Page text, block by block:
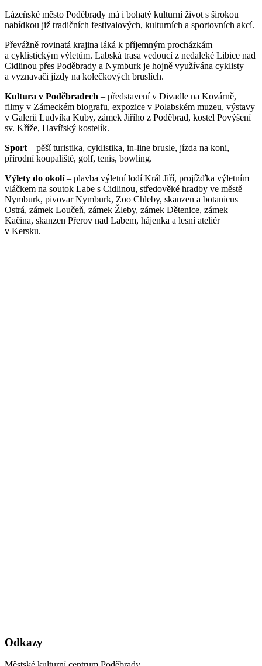
Lázeňské město Poděbrady má i bohatý kulturní život s širokou
nabídkou již tradičních festivalových, kulturních a sportovních akcí.
Převážně rovinatá krajina láká k příjemným procházkám
a cyklistickým výletům. Labská trasa vedoucí z nedaleké Libice nad
Cidlinou přes Poděbrady a Nymburk je hojně využívána cyklisty
a vyznavači jízdy na kolečkových bruslích.
Kultura v Poděbradech – představení v Divadle na Kovárně,
filmy v Zámeckém biografu, expozice v Polabském muzeu, výstavy
v Galerii Ludvíka Kuby, zámek Jiřího z Poděbrad, kostel Povýšení
sv. Kříže, Havířský kostelík.
Sport – pěší turistika, cyklistika, in-line brusle, jízda na koni,
přírodní koupaliště, golf, tenis, bowling.
Výlety do okolí– plavba výletní lodí Král Jiří, projížďka výletním
vláčkem na soutok Labe s Cidlinou, středověké hradby ve městě
Nymburk, pivovar Nymburk, Zoo Chleby, skanzen a botanicus
Ostrá, zámek Loučeň, zámek Žleby, zámek Dětenice, zámek
Kačina, skanzen Přerov nad Labem, hájenka a lesní ateliér
v Kersku.
Odkazy